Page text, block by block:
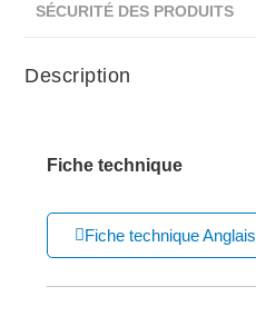
SÉCURITÉ DES PRODUITS
Description
Fiche technique
Fiche technique Anglais